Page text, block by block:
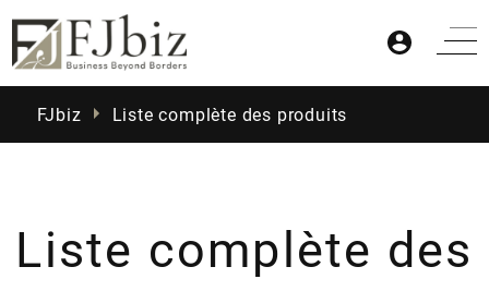
Accueil
FJbiz Liste complète des produits
Liste complète des